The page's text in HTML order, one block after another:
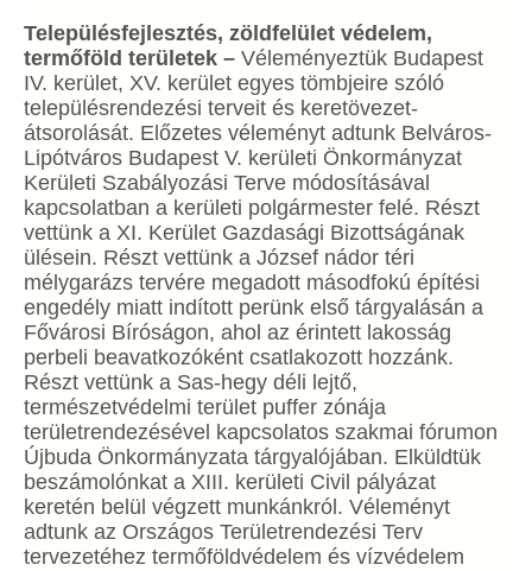
Településfejlesztés, zöldfelület védelem,
termőföld területek – Véleményeztük Budapest
IV. kerület, XV. kerület egyes tömbjeire szóló
településrendezési terveit és keretövezet-
átsorolását. Előzetes véleményt adtunk Belváros-
Lipótváros Budapest V. kerületi Önkormányzat
Kerületi Szabályozási Terve módosításával
kapcsolatban a kerületi polgármester felé. Részt
vettünk a XI. Kerület Gazdasági Bizottságának
ülésein. Részt vettünk a József nádor téri
mélygarázs tervére megadott másodfokú építési
engedély miatt indított perünk első tárgyalásán a
Fővárosi Bíróságon, ahol az érintett lakosság
perbeli beavatkozóként csatlakozott hozzánk.
Részt vettünk a Sas-hegy déli lejtő,
természetvédelmi terület puffer zónája
területrendezésével kapcsolatos szakmai fórumon
Újbuda Önkormányzata tárgyalójában. Elküldtük
beszámolónkat a XIII. kerületi Civil pályázat
keretén belül végzett munkánkról. Véleményt
adtunk az Országos Területrendezési Terv
tervezetéhez termőföldvédelem és vízvédelem